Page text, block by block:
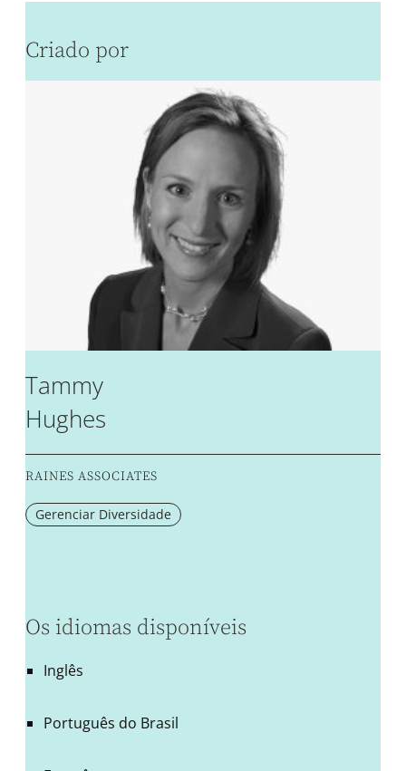
Criado por
Tammy
Hughes
RAINES ASSOCIATES
Gerenciar Diversidade
Os idiomas disponíveis
Inglês
Português do Brasil